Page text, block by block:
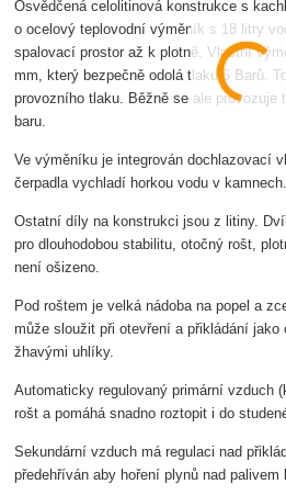
Osvědčená celolitinová konstrukce s
o ocelový teplovodní výměník s 18 litry
spalovací prostor až k plotně. Vlastní
mm, který bezpečně odolá tlaku 6 Barů.
provozního tlaku. Běžně se ale provozuje
baru.
Ve výměníku je integrován dochlazovací
čerpadla vychladí horkou vodu v kamnech.
Ostatní díly na konstrukci jsou z litiny.
pro dlouhodobou stabilitu, otočný rošt,
není ošizeno.
Pod roštem je velká nádoba na popel a
může sloužit při otevření a přikládání jako
žhavými uhlíky.
Automaticky regulovaný primární vzduch
rošt a pomáhá snadno roztopit i do
Sekundární vzduch má regulaci nad
předehříván aby hoření plynů nad palivem